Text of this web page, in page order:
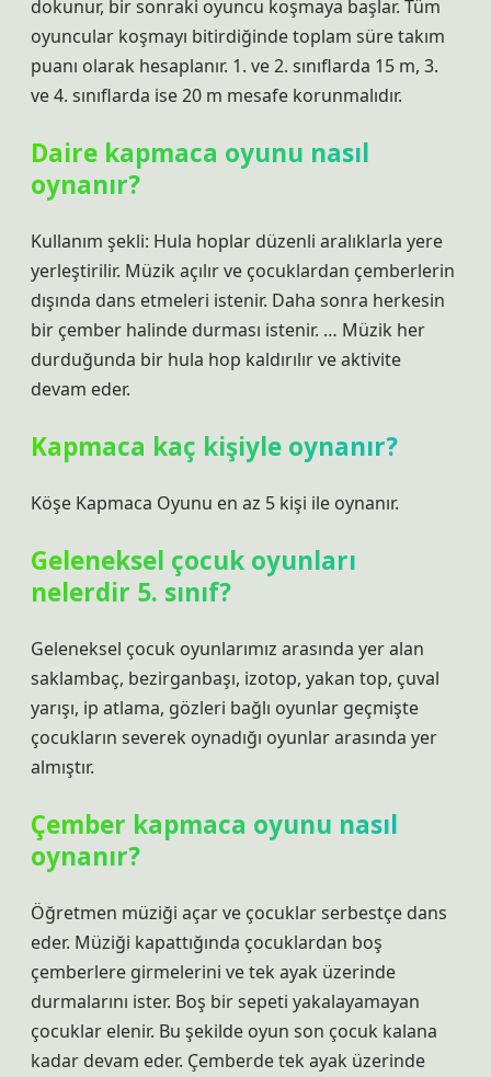
dokunur, bir sonraki oyuncu koşmaya başlar. Tüm
oyuncular koşmayı bitirdiğinde toplam süre takım
puanı olarak hesaplanır. 1. ve 2. sınıflarda 15 m, 3.
ve 4. sınıflarda ise 20 m mesafe korunmalıdır.
Daire kapmaca oyunu nasıl
oynanır?
Kullanım şekli: Hula hoplar düzenli aralıklarla yere
yerleştirilir. Müzik açılır ve çocuklardan çemberlerin
dışında dans etmeleri istenir. Daha sonra herkesin
bir çember halinde durması istenir. … Müzik her
durduğunda bir hula hop kaldırılır ve aktivite
devam eder.
Kapmaca kaç kişiyle oynanır?
Köşe Kapmaca Oyunu en az 5 kişi ile oynanır.
Geleneksel çocuk oyunları
nelerdir 5. sınıf?
Geleneksel çocuk oyunlarımız arasında yer alan
saklambaç, bezirganbaşı, izotop, yakan top, çuval
yarışı, ip atlama, gözleri bağlı oyunlar geçmişte
çocukların severek oynadığı oyunlar arasında yer
almıştır.
Çember kapmaca oyunu nasıl
oynanır?
Öğretmen müziği açar ve çocuklar serbestçe dans
eder. Müziği kapattığında çocuklardan boş
çemberlere girmelerini ve tek ayak üzerinde
durmalarını ister. Boş bir sepeti yakalayamayan
çocuklar elenir. Bu şekilde oyun son çocuk kalana
kadar devam eder. Çemberde tek ayak üzerinde